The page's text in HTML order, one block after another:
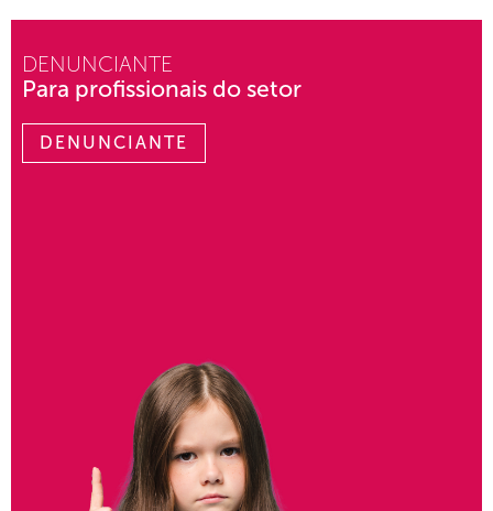
DENUNCIANTE
Para profissionais do setor
DENUNCIANTE